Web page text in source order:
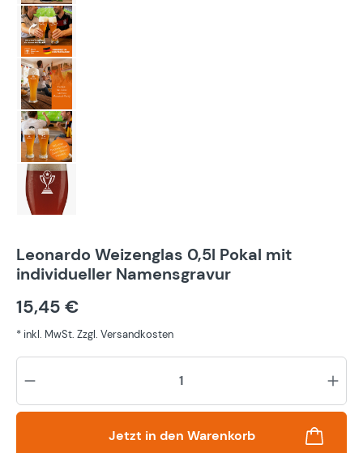
Leonardo Weizenglas 0,5l Pokal mit
individueller Namensgravur
15,45 €
* inkl. MwSt. Zzgl. Versandkosten
Jetzt in den Warenkorb